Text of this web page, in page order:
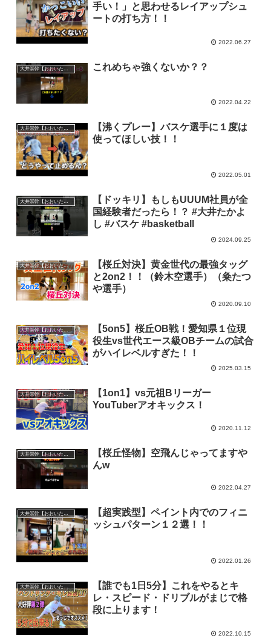
手い！」と思わせるレイアップシュ
ートの打ち方！！
2022.06.27
これめちゃ強くないか？？
2022.04.22
大井崇幹【おおいたかよし】
【沸くプレー】バスケ選手に１度は
使ってほしい技！！
2022.05.01
【ドッキリ】もしもUUUM社員が全
国経験者だったら！？ #大井たかよ
し #バスケ #basketball
2024.09.25
大井崇幹【おおいたかよし】
【桜丘対決】黄金世代の最強タッグ
と2on2！！（鈴木空選手）（粂たつ
や選手）
2020.09.10
大井崇幹【おおいたかよし】
【5on5】桜丘OB戦！愛知県１位現
役生vs世代エース級OBチームの試合
がハイレベルすぎた！！
2025.03.15
大井崇幹【おおいたかよし】
【1on1】vs元祖Bリーガー
YouTuberアオキックス！
2020.11.12
大井崇幹【おおいたかよし】
【桜丘怪物】空飛んじゃってますや
んw
2022.04.27
大井崇幹【おおいたかよし】
【超実践型】ペイント内でのフィニ
ッシュパターン１２選！！
2022.01.26
大井崇幹【おおいたかよし】
【誰でも1日5分】これをやるとキ
レ・スピード・ドリブルがまじで格
段に上ります！
2022.10.15